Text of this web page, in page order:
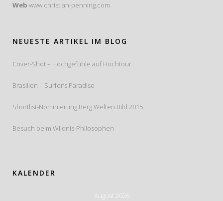
Web www.christian-penning.com
NEUESTE ARTIKEL IM BLOG
Cover-Shot – Hochgefühle auf Hochtour
Brasilien – Surfer’s Paradise
Shortlist-Nominierung Berg.Welten.Bild 2015
Besuch beim Wildnis-Philosophen
KALENDER
August 2026